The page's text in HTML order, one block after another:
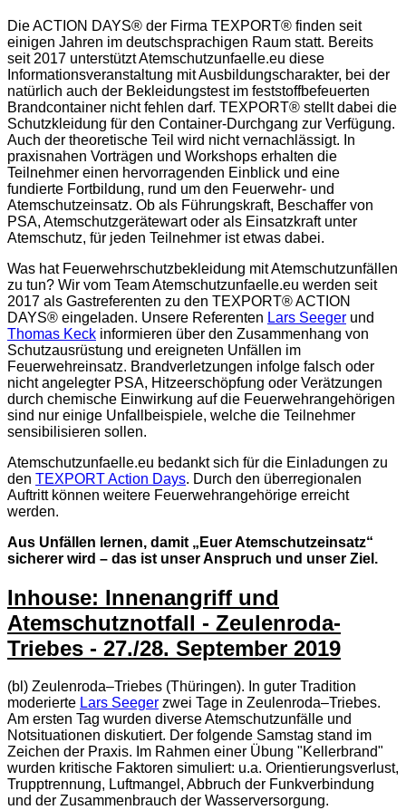
Die ACTION DAYS® der Firma TEXPORT® finden seit
einigen Jahren im deutschsprachigen Raum statt. Bereits
seit 2017 unterstützt Atemschutzunfaelle.eu diese
Informationsveranstaltung mit Ausbildungscharakter, bei der
natürlich auch der Bekleidungstest im feststoffbefeuerten
Brandcontainer nicht fehlen darf. TEXPORT® stellt dabei die
Schutzkleidung für den Container-Durchgang zur Verfügung.
Auch der theoretische Teil wird nicht vernachlässigt. In
praxisnahen Vorträgen und Workshops erhalten die
Teilnehmer einen hervorragenden Einblick und eine
fundierte Fortbildung, rund um den Feuerwehr- und
Atemschutzeinsatz. Ob als Führungskraft, Beschaffer von
PSA, Atemschutzgerätewart oder als Einsatzkraft unter
Atemschutz, für jeden Teilnehmer ist etwas dabei.
Was hat Feuerwehrschutzbekleidung mit Atemschutzunfällen
zu tun? Wir vom Team Atemschutzunfaelle.eu werden seit
2017 als Gastreferenten zu den TEXPORT® ACTION
DAYS® eingeladen. Unsere Referenten Lars Seeger und
Thomas Keck informieren über den Zusammenhang von
Schutzausrüstung und ereigneten Unfällen im
Feuerwehreinsatz. Brandverletzungen infolge falsch oder
nicht angelegter PSA, Hitzeerschöpfung oder Verätzungen
durch chemische Einwirkung auf die Feuerwehrangehörigen
sind nur einige Unfallbeispiele, welche die Teilnehmer
sensibilisieren sollen.
Atemschutzunfaelle.eu bedankt sich für die Einladungen zu
den TEXPORT Action Days. Durch den überregionalen
Auftritt können weitere Feuerwehrangehörige erreicht
werden.
Aus Unfällen lernen, damit „Euer Atemschutzeinsatz“
sicherer wird – das ist unser Anspruch und unser Ziel.
Inhouse: Innenangriff und
Atemschutznotfall - Zeulenroda-
Triebes - 27./28. September 2019
(bl) Zeulenroda–Triebes (Thüringen). In guter Tradition
moderierte Lars Seeger zwei Tage in Zeulenroda–Triebes.
Am ersten Tag wurden diverse Atemschutzunfälle und
Notsituationen diskutiert. Der folgende Samstag stand im
Zeichen der Praxis. Im Rahmen einer Übung "Kellerbrand"
wurden kritische Faktoren simuliert: u.a. Orientierungsverlust,
Trupptrennung, Luftmangel, Abbruch der Funkverbindung
und der Zusammenbrauch der Wasserversorgung.